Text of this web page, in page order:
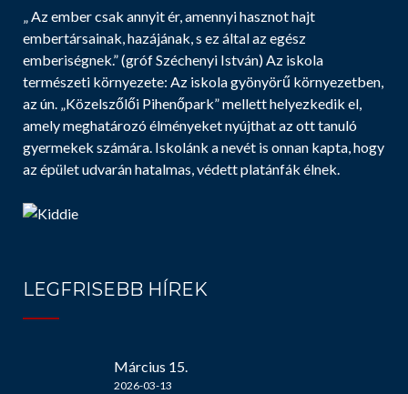
„ Az ember csak annyit ér, amennyi hasznot hajt
embertársainak, hazájának, s ez által az egész
emberiségnek.” (gróf Széchenyi István) Az iskola
természeti környezete: Az iskola gyönyörű környezetben,
az ún. „Közelszőlői Pihenőpark” mellett helyezkedik el,
amely meghatározó élményeket nyújthat az ott tanuló
gyermekek számára. Iskolánk a nevét is onnan kapta, hogy
az épület udvarán hatalmas, védett platánfák élnek.
LEGFRISEBB HÍREK
Március 15.
2026-03-13